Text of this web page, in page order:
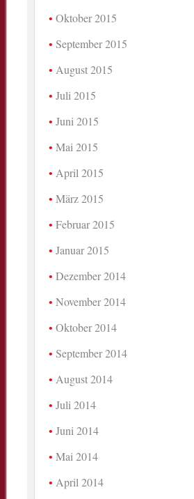
Oktober 2015
September 2015
August 2015
Juli 2015
Juni 2015
Mai 2015
April 2015
März 2015
Februar 2015
Januar 2015
Dezember 2014
November 2014
Oktober 2014
September 2014
August 2014
Juli 2014
Juni 2014
Mai 2014
April 2014